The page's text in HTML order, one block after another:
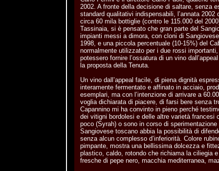
2002. A fronte della decisione di saltare, senza
standard qualitativi indispensabili, l’annata 2002
circa 60 mila bottiglie (contro le 115.000 del
Tassinaia, si è pensato che gran parte del
impianti messi a dimora, con cloni di
1998, e una piccola percentuale (10-15%) del
normalmente utilizzato per i due rossi
potessero fornire l’ossatura di un vino
la proposta della Tenuta.
Un vino dall’appeal facile, di piena dignità
interamente fermentato e affinato in acciaio,
esemplari, ma con l’intenzione di arrivare a
voglia dichiarata di piacere, di farsi bere senza
Capannino mi ha convinto in pieno perché
dei vitigni bordolesi e delle altre varietà francesi
poco (Syrah) o sono in corso di
Sangiovese toscano abbia la possibilità di
senza alcun complesso d’inferiorità. Colore
pimpante, mostra una bellissima dolcezza e
plastico, caldo, rotondo che richiama la ciliegia
fresche di pepe nero, macchia mediterranea,